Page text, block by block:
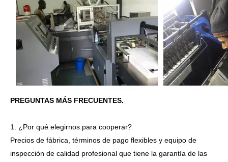
PREGUNTAS MÁS FRECUENTES.
1. ¿Por qué elegirnos para cooperar?
Precios de fábrica, términos de pago flexibles y equipo de
inspección de calidad profesional que tiene la garantía de las